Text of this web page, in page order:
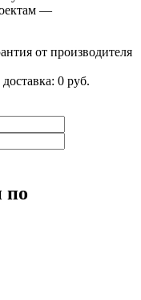
—
от производителя
0 руб.
по